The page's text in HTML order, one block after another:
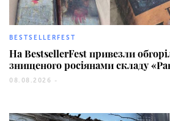
BESTSELLERFEST
На BestsellerFest привезли
знищеного росіянами складу
08.08.2026 -